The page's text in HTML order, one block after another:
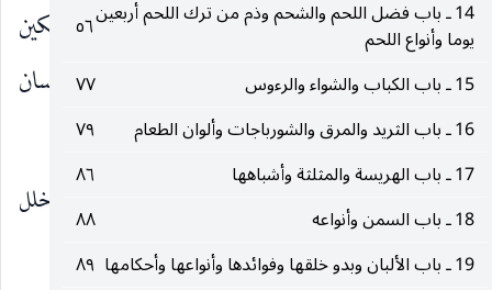
14 ـ باب فضل اللحم والشحم وذم من ترك اللحم أربعين
يوما وأنواع اللحم
٥٦
15 ـ باب الكباب والشواء والرءوس
٧٧
16 ـ باب الثريد والمرق والشورباجات وألوان الطعام
٧٩
17 ـ باب الهريسة والمثلثة وأشباهها
٨٦
18 ـ باب السمن وأنواعه
٨٨
19 ـ باب الألبان وبدو خلقها وفوائدها وأنواعها وأحكامها
٨٩
النبيصلى‌الله‌عليه‌وآلهنقوا أفواهكم بالخلال فإنه مسكن الملكين
الحافظين الكاتبين وإن مدادهما الريق وقلمهما اللسان
وليس شيء أشد عليهما من فضل الطعام في الفم.
ومن روضة الواعظين عن علي
قال : التخلل
بالطرفاء يورث الفقر.